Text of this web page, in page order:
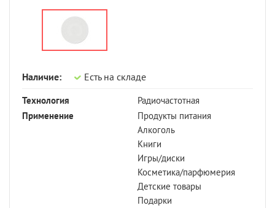
Наличие: Есть на складе
Технология
Радиочастотная
Применение
Продукты питания
Алкоголь
Книги
Игры/диски
Косметика/парфюмерия
Детские товары
Подарки